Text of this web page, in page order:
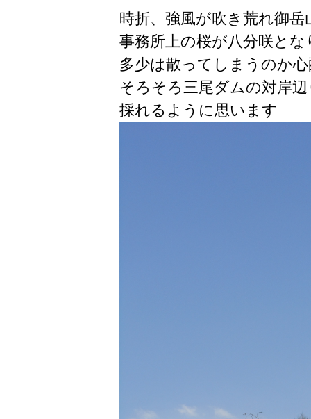
時折、強風が吹き荒れ御
事務所上の桜が八分咲と
多少は散ってしまうのか
そろそろ三尾ダムの対岸
採れるように思います